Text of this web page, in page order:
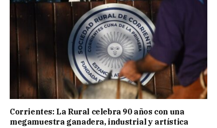
Corrientes: La Rural celebra 90 años con una
megamuestra ganadera, industrial y artística